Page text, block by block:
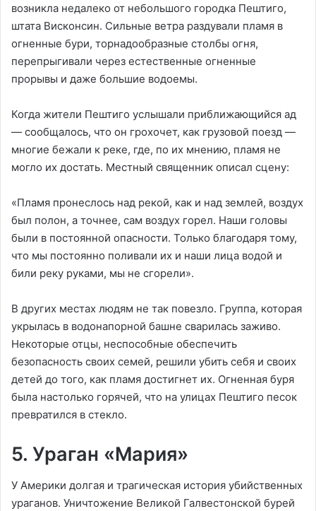
возникла недалеко от небольшого городка Пештиго,
штата Висконсин. Сильные ветра раздували пламя в
огненные бури, торнадообразные столбы огня,
перепрыгивали через естественные огненные
прорывы и даже большие водоемы.
Когда жители Пештиго услышали приближающийся ад
— сообщалось, что он грохочет, как грузовой поезд —
многие бежали к реке, где, по их мнению, пламя не
могло их достать. Местный священник описал сцену:
«Пламя пронеслось над рекой, как и над землей, воздух
был полон, а точнее, сам воздух горел. Наши головы
были в постоянной опасности. Только благодаря тому,
что мы постоянно поливали их и наши лица водой и
били реку руками, мы не сгорели».
В других местах людям не так повезло. Группа, которая
укрылась в водонапорной башне сварилась заживо.
Некоторые отцы, неспособные обеспечить
безопасность своих семей, решили убить себя и своих
детей до того, как пламя достигнет их. Огненная буря
была настолько горячей, что на улицах Пештиго песок
превратился в стекло.
5. Ураган «Мария»
У Америки долгая и трагическая история убийственных
ураганов. Уничтожение Великой Галвестонской бурей